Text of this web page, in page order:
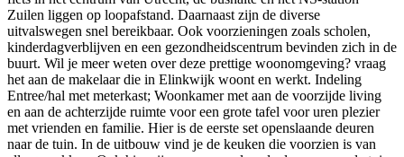
Zuilen liggen op loopafstand. Daarnaast zijn de diverse
uitvalswegen snel bereikbaar. Ook voorzieningen zoals scholen,
kinderdagverblijven en een gezondheidscentrum bevinden zich in de
buurt. Wil je meer weten over deze prettige woonomgeving? vraag
het aan de makelaar die in Elinkwijk woont en werkt. Indeling
Entree/hal met meterkast; Woonkamer met aan de voorzijde living
en aan de achterzijde ruimte voor een grote tafel voor uren plezier
met vrienden en familie. Hier is de eerste set openslaande deuren
naar de tuin. In de uitbouw vind je de keuken die voorzien is van